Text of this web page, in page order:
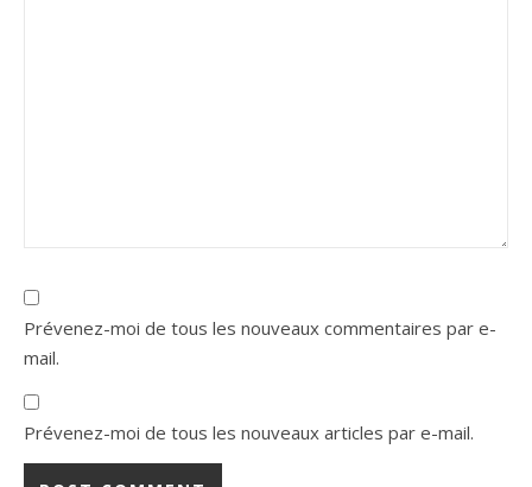
Prévenez-moi de tous les nouveaux commentaires par e-
mail.
Prévenez-moi de tous les nouveaux articles par e-mail.